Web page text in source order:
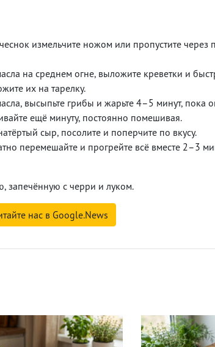
измельчите ножом или пропустите через
на среднем огне, выложите креветки и
их на тарелку.
высыпьте грибы и жарьте 4–5 минут, пока
ещё минуту, постоянно помешивая.
сыр, посолите и поперчите по вкусу.
перемешайте и прогрейте всё вместе 2–3
запечённую с черри и луком.
нас в Google.News